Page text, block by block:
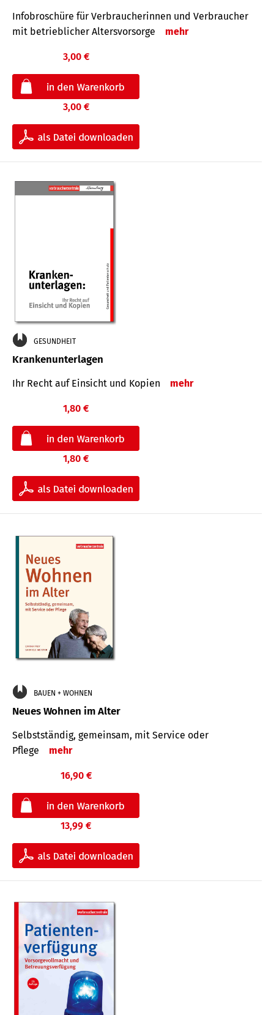
Infobroschüre für Verbraucherinnen und Verbraucher
mit betrieblicher Altersvorsorge
mehr
3,00 €
3,00 €
GESUNDHEIT
Krankenunterlagen
Ihr Recht auf Einsicht und Kopien mehr
1,80 €
1,80 €
BAUEN + WOHNEN
Neues Wohnen im Alter
Selbstständig, gemeinsam, mit Service oder
Pflege
mehr
16,90 €
13,99 €